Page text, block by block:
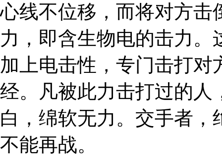
心线不位移，而将对方击
力，即含生物电的击力
加上电击性，专门击打
经。凡被此力击打过的人
白，绵软无力。交手者
不能再战。